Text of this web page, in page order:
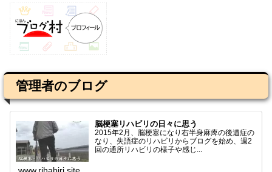
管理者のブログ
脳梗塞リハビリの日々に思う
2015年2月、脳梗塞になり右半身麻痺の後遺症の
なり、失語症のリハビリからブログを始め、週2
回の通所リハビリの様子や感じ...